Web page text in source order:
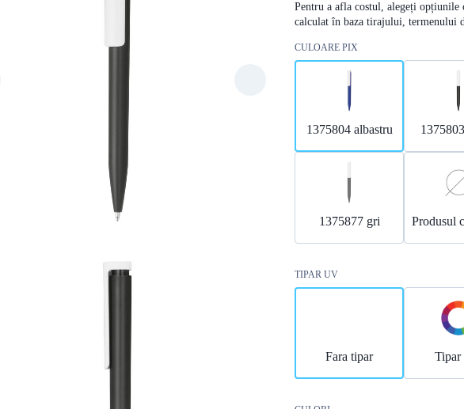
Pentru a afla costul, alegeți opțiunile
calculat în baza tirajului, termenului
CULOARE PIX
1375804 albastru
1375877 gri Produsul
TIPAR UV
Fara tipar